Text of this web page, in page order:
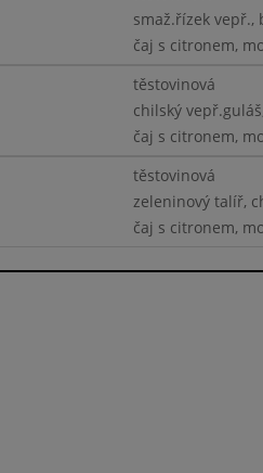
smaž.řízek vepř.,
čaj s citronem,
těstovinová
chilský
čaj s citronem,
těstovinová
zeleninový talíř,
čaj s citronem,